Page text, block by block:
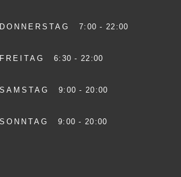
DONNERSTAG 7:00 - 22:00
FREITAG 6:30 - 22:00
SAMSTAG 9:00 - 20:00
SONNTAG 9:00 - 20:00